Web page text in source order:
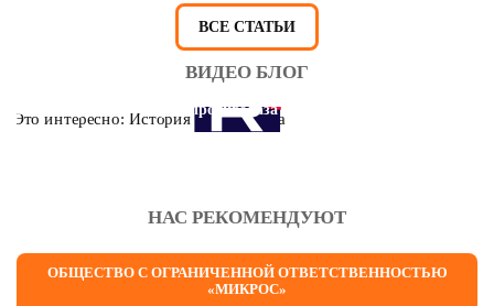
ВСЕ СТАТЬИ
ВИДЕО БЛОГ
Это интересно: История противогаза
НАС РЕКОМЕНДУЮТ
ОБЩЕСТВО С ОГРАНИЧЕННОЙ ОТВЕТСТВЕННОСТЬЮ
«МИКРОС»